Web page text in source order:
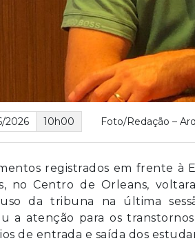
2026 10h00 Foto/Redação –
registrados em frente à
no Centro de Orleans,
da tribuna na última
a atenção para os
de entrada e saída dos